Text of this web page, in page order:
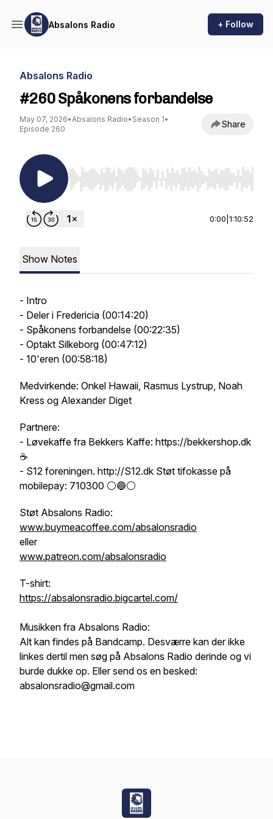
Absalons Radio + Follow
Absalons Radio
#260 Spåkonens forbandelse
May 07, 2026•Absalons Radio• Season 1•
Episode 260
Share
Use Left/Right to seek, Home/End to jump to
0:00 1:10:52
Show Notes
- Intro
- Deler i Fredericia (00:14:20)
- Spåkonens forbandelse (00:22:35)
- Optakt Silkeborg (00:47:12)
- 10'eren (00:58:18)
Medvirkende: Onkel Hawaii, Rasmus Lystrup, Noah
Kress og Alexander Diget
Partnere:
- Løvekaffe fra Bekkers Kaffe: https://bekkershop.dk
☕️
- S12 foreningen. http://S12.dk Støt tifokasse på
mobilepay: 710300 ⚪️🔵⚪️
Støt Absalons Radio:
www.buymeacoffee.com/absalonsradio
eller
www.patreon.com/absalonsradio
T-shirt:
https://absalonsradio.bigcartel.com/
Musikken fra Absalons Radio:
Alt kan findes på Bandcamp. Desværre kan der ikke
linkes dertil men søg på Absalons Radio derinde og vi
burde dukke op. Eller send os en besked:
absalonsradio@gmail.com